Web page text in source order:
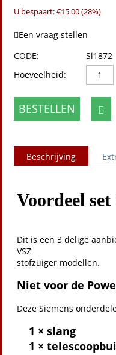
U bespaart: €15.00(28%)
Een vraag stellen
CODE:
Si1872
Hoeveelheid:
BESTELLEN
Beschrijving
Voordeel
Dit is een 3 delige
VSZ
stofzuiger modellen.
Niet voor de
Deze Siemens
1 × slang
1 ×